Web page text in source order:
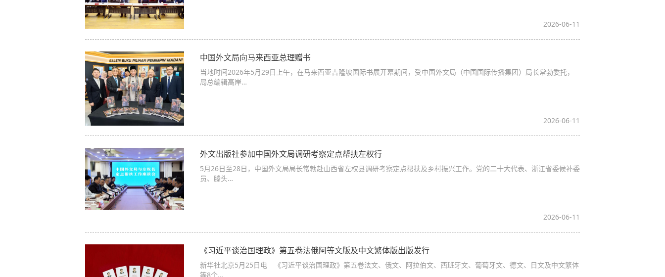
2026-06-11
中国外文局向马来西亚总理赠书
当地时间2026年5月29日上午，在马来西亚吉隆坡国际书展开幕期间，受中国外文局（中国国际传播集团）局长常勃委托，
局总编辑高岸…
2026-06-11
外文出版社参加中国外文局调研考察定点帮扶左权行
5月26日至28日，中国外文局局长常勃赴山西省左权县调研考察定点帮扶及乡村振兴工作。党的二十大代表、浙江省委候补委
员‌、滕头…
2026-06-11
《习近平谈治国理政》第五卷法俄阿等文版及中文繁体版出版发行
新华社北京5月25日电 《习近平谈治国理政》第五卷法文、俄文、阿拉伯文、西班牙文、葡萄牙文、德文、日文及中文繁体
等8个…